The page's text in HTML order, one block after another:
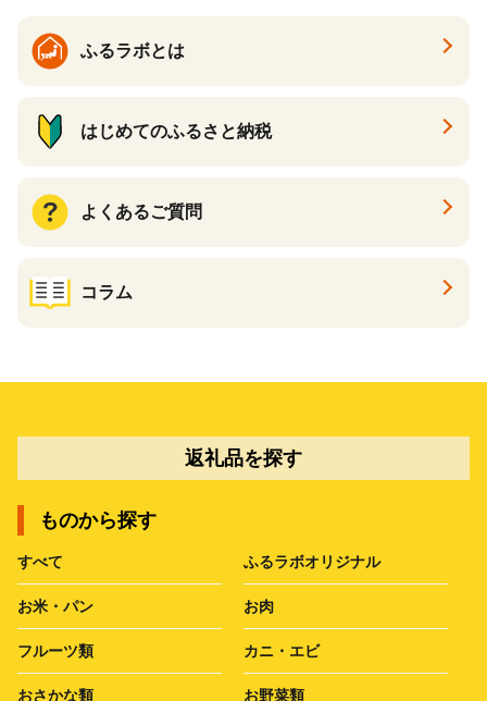
ふるラボとは
はじめてのふるさと納税
よくあるご質問
コラム
返礼品を探す
ものから探す
すべて ふるラボオリジナル
お米・パン お肉
フルーツ類 カニ・エビ
おさかな類 お野菜類